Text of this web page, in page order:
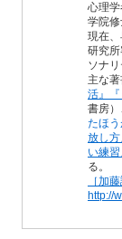
心理
学院修
現在
研究
ソナリ
主な著
活』
書房）
たほう
放し方
い練習
る。
［加
http://